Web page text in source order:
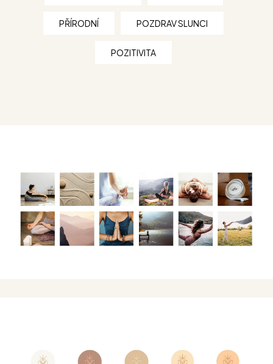
PŘÍRODNÍ POZDRAV SLUNCI
POZITIVITA